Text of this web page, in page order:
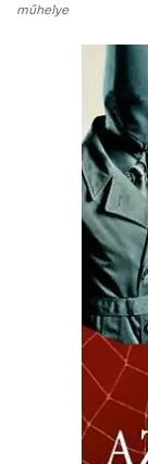
műhelye